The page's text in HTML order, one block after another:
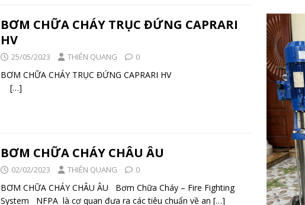
BƠM CHỮA CHÁY TRỤC ĐỨNG CAPRARI
HV
25/05/2023 THIÊN QUANG 0
BƠM CHỮA CHÁY TRỤC ĐỨNG CAPRARI HV
[…]
BƠM CHỮA CHÁY CHÂU ÂU
02/02/2023 THIÊN QUANG 0
BƠM CHỮA CHÁY CHÂU ÂU Bơm Chữa Cháy – Fire Fighting
System NFPA là cơ quan đưa ra các tiêu chuẩn về an […]